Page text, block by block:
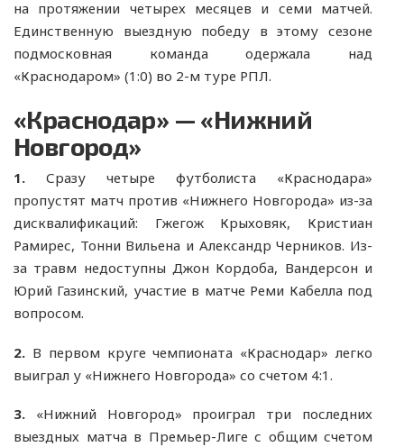
на протяжении четырех месяцев и семи матчей.
Единственную выездную победу в этому сезоне
подмосковная команда одержала над
«Краснодаром» (1:0) во 2-м туре РПЛ.
«Краснодар» — «Нижний
Новгород»
1. Сразу четыре футболиста «Краснодара»
пропустят матч против «Нижнего Новгорода» из-за
дисквалификаций: Гжегож Крыховяк, Кристиан
Рамирес, Тонни Вильена и Александр Черников. Из-
за травм недоступны Джон Кордоба, Вандерсон и
Юрий Газинский, участие в матче Реми Кабелла под
вопросом.
2. В первом круге чемпионата «Краснодар» легко
выиграл у «Нижнего Новгорода» со счетом 4:1.
3. «Нижний Новгород» проиграл три последних
выездных матча в Премьер-Лиге с общим счетом